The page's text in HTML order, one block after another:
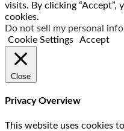
visits. By clicking “Accept”,
cookies.
Do not sell my personal
Cookie Settings
Accept
Close
Privacy Overview
This website uses cookies